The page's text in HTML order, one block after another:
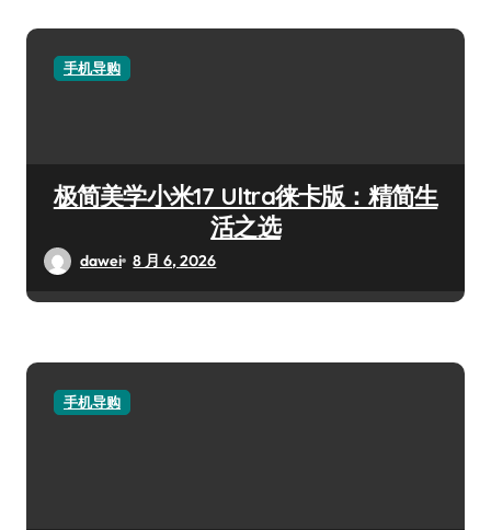
手机导购
极简美学小米17 Ultra徕卡版：精简生
活之选
dawei 8 月 6, 2026
手机导购